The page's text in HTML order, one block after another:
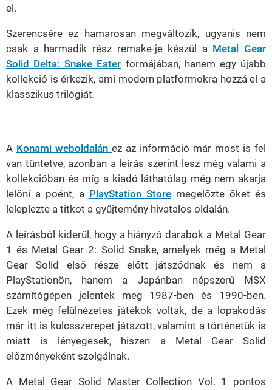
el.
Szerencsére ez hamarosan megváltozik, ugyanis nem
csak a harmadik rész remake-je készül a Metal Gear
Solid Delta: Snake Eater formájában, hanem egy újabb
kollekció is érkezik, ami modern platformokra hozzá el a
klasszikus trilógiát.
A Konami weboldalán ez az információ már most is fel
van tüntetve, azonban a leírás szerint lesz még valami a
kollekcióban és míg a kiadó láthatólag még nem akarja
lelőni a poént, a PlayStation Store megelőzte őket és
leleplezte a titkot a gyűjtemény hivatalos oldalán.
A leírásból kiderül, hogy a hiányzó darabok a Metal Gear
1 és Metal Gear 2: Solid Snake, amelyek még a Metal
Gear Solid első része előtt játszódnak és nem a
PlayStationön, hanem a Japánban népszerű MSX
számítógépen jelentek meg 1987-ben és 1990-ben.
Ezek még felülnézetes játékok voltak, de a lopakodás
már itt is kulcsszerepet játszott, valamint a történetük is
miatt is lényegesek, hiszen a Metal Gear Solid
előzményeként szolgálnak.
A Metal Gear Solid Master Collection Vol. 1 pontos